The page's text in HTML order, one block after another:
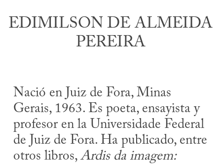
EDIMILSON DE ALMEIDA
PEREIRA
Nació en Juiz de Fora, Minas
Gerais, 1963. Es poeta, ensayista y
profesor en la Universidade Federal
de Juiz de Fora. Ha publicado, entre
otros libros,Ardis da imagem: